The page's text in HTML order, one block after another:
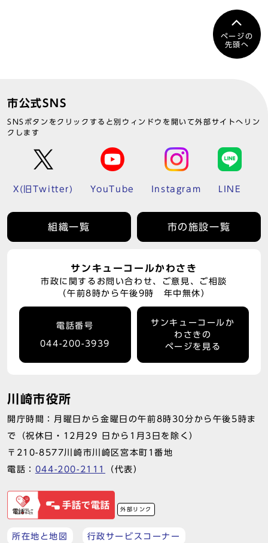
ページの
先頭へ
市公式SNS
SNSボタンをクリックすると別ウィンドウを開いて外部サイトへリン
クします
X(旧Twitter) YouTube Instagram LINE
組織一覧 市の施設一覧
サンキューコールかわさき
市政に関するお問い合わせ、ご意見、ご相談
（午前8時から午後9時 年中無休）
電話番号
044-200-3939
サンキューコールか
わさきの
ページを見る
川崎市役所
開庁時間：月曜日から金曜日の午前8時30分から午後5時ま
で（祝休日・12月29 日から1月3日を除く）
〒210-8577川崎市川崎区宮本町1番地
電話： 044-200-2111 （代表）
外部リンク
所在地と地図 行政サービスコーナー